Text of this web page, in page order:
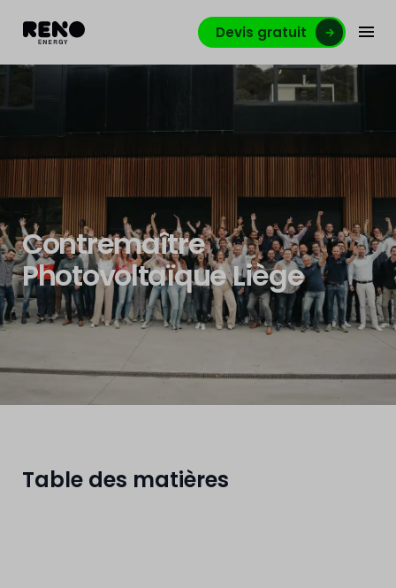
Devis gratuit
Contremaître
Photovoltaïque Liège
Table des matières